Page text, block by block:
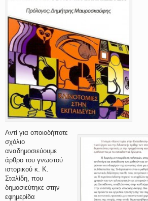
Αντί για οποιοδήποτε
σχόλιο
αναδημοσιεύουμε
άρθρο του γνωστού
ιστορικού κ. Κ.
Σταλίδη, που
δημοσιεύτηκε στην
εφημερίδα